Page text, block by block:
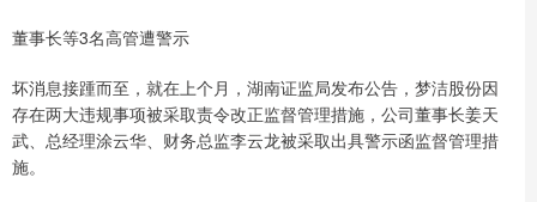
董事长等3名高管遭警示
坏消息接踵而至，就在上个月，湖南证监局发布公告，梦洁股份因
存在两大违规事项被采取责令改正监督管理措施，公司董事长姜天
武、总经理涂云华、财务总监李云龙被采取出具警示函监督管理措
施。